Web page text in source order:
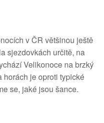
v ČR většinou ještě
sjezdovkách určitě, na
Velikonoce na brzký
horách je oproti typické
se, jaké jsou šance.